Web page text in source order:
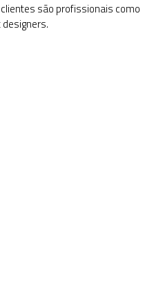
são profissionais como